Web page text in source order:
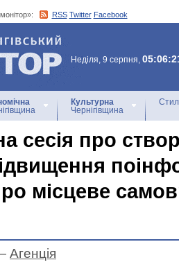
RSS Twitter Facebook
монітор»
Неділя, 9 серпня,
Культурна
Чернігівщина
сесія про
місцеве
Агенцiя